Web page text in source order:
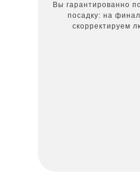
Вы гарантированно
посадку: на
скорректируем